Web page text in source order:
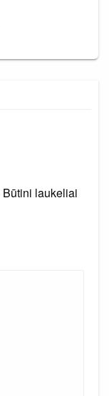
Būtini laukeliai